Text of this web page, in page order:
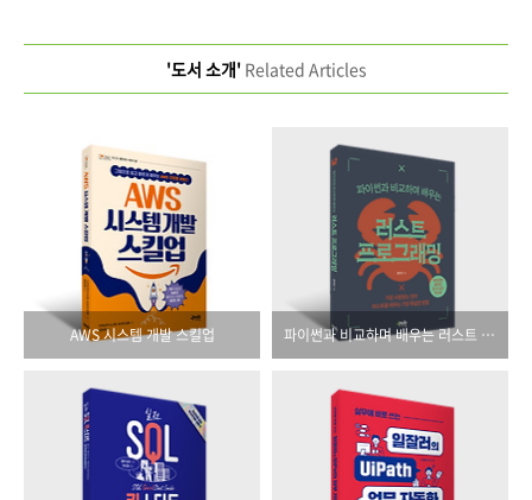
'도서 소개'Related Articles
AWS 시스템 개발 스킬업 파이썬과 비교하며 배우는 러스트 프로그래밍